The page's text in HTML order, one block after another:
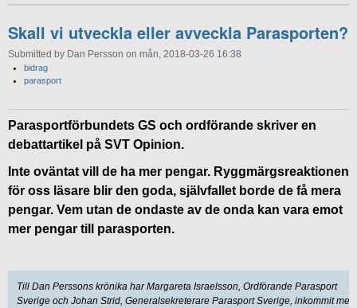
Skall vi utveckla eller avveckla Parasporten?
Submitted by Dan Persson on mån, 2018-03-26 16:38
bidrag
parasport
Parasportförbundets GS och ordförande skriver en
debattartikel på SVT Opinion.
Inte oväntat vill de ha mer pengar. Ryggmärgsreaktionen
för oss läsare blir den goda, självfallet borde de få mera
pengar. Vem utan de ondaste av de onda kan vara emot
mer pengar till parasporten.
Till Dan Perssons krönika har Margareta Israelsson, Ordförande Parasport
Sverige och Johan Strid, Generalsekreterare Parasport Sverige, inkommit med